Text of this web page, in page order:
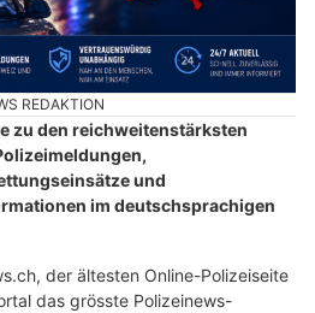
REDAKTION
zu den reichweitenstärksten
und
im deutschsprachigen
der ältesten Online-Polizeiseite
das grösste Polizeinews-